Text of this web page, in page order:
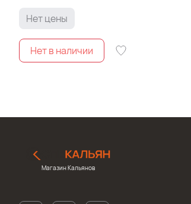
Нет цены
Магазин Кальянов